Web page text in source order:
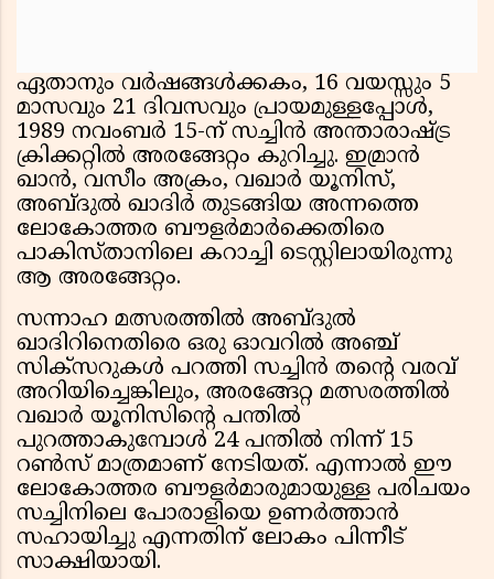
ഏതാനും വർഷങ്ങൾക്കകം, 16 വയസ്സും 5
മാസവും 21 ദിവസവും പ്രായമുള്ളപ്പോൾ,
1989 നവംബർ 15-ന് സച്ചിൻ അന്താരാഷ്ട്ര
ക്രിക്കറ്റിൽ അരങ്ങേറ്റം കുറിച്ചു. ഇമ്രാൻ
ഖാൻ, വസീം അക്രം, വഖാർ യൂനിസ്,
അബ്ദുൽ ഖാദിർ തുടങ്ങിയ അന്നത്തെ
ലോകോത്തര ബൗളർമാർക്കെതിരെ
പാകിസ്താനിലെ കറാച്ചി ടെസ്റ്റിലായിരുന്നു
ആ അരങ്ങേറ്റം.
സന്നാഹ മത്സരത്തിൽ അബ്ദുൽ
ഖാദിറിനെതിരെ ഒരു ഓവറിൽ അഞ്ച്
സിക്സറുകൾ പറത്തി സച്ചിൻ തന്റെ വരവ്
അറിയിച്ചെങ്കിലും, അരങ്ങേറ്റ മത്സരത്തിൽ
വഖാർ യൂനിസിന്റെ പന്തിൽ
പുറത്താകുമ്പോൾ 24 പന്തിൽ നിന്ന് 15
റൺസ് മാത്രമാണ് നേടിയത്. എന്നാൽ ഈ
ലോകോത്തര ബൗളർമാരുമായുള്ള പരിചയം
സച്ചിനിലെ പോരാളിയെ ഉണർത്താൻ
സഹായിച്ചു എന്നതിന് ലോകം പിന്നീട്
സാക്ഷിയായി.